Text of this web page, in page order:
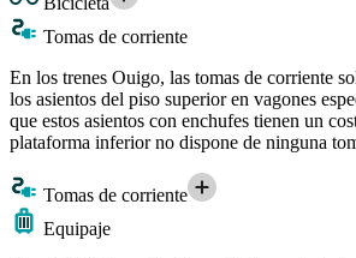
Tomas de corriente
En los trenes Ouigo, las tomas de corriente
los asientos del piso superior en vagones
que estos asientos con enchufes tienen un
plataforma inferior no dispone de ninguna
Tomas de corriente
Equipaje